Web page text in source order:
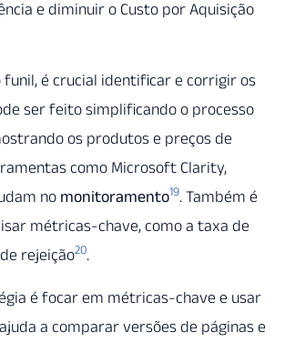
e diminuir o Custo por Aquisição
funil, é crucial identificar e corrigir os
ser feito simplificando o processo
os produtos e preços de
como Microsoft Clarity,
no monitoramento19. Também é
métricas-chave, como a taxa de
rejeição20.
é focar em métricas-chave e usar
a comparar versões de páginas e